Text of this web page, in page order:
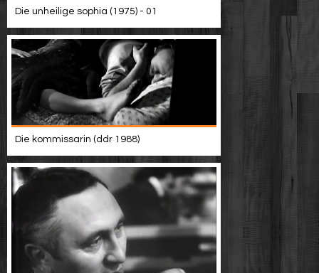
Die unheilige sophia (1975) - 01
Die kommissarin (ddr 1988)